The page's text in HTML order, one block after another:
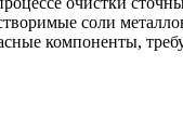
соли
компоненты,